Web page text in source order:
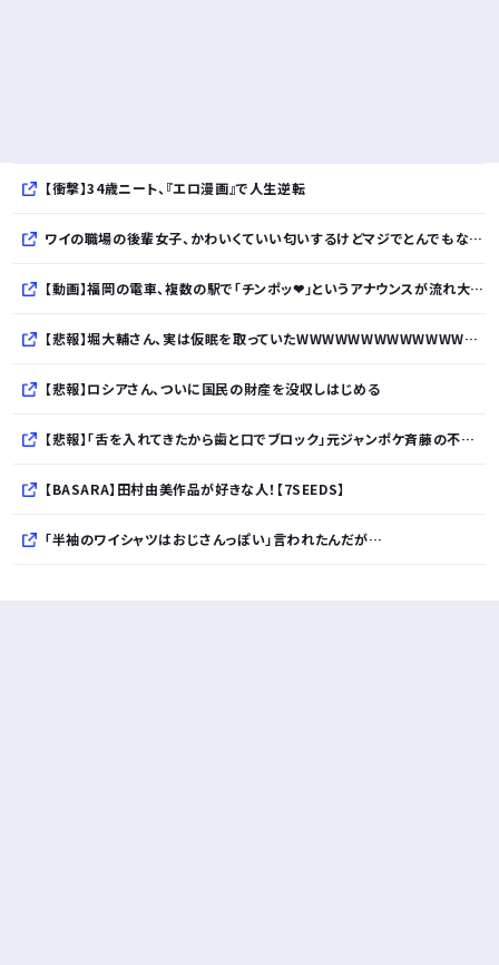
【衝撃】34歳ニート、『エロ漫画』で人生逆転
ワイの職場の後輩女子、かわいくていい匂いするけどマジでとんでもなく無能
【動画】福岡の電車、複数の駅で「チンポッ❤」というアナウンスが流れ大騒ぎwwwwwwwww
【悲報】堀大輔さん、実は仮眠を取っていたWWWWWWWWWWWWWWWWWWWWWWWWWWWWWWWWWWWWWWWWWW
【悲報】ロシアさん、ついに国民の財産を没収しはじめる
【悲報】「舌を入れてきたから歯と口でブロック」元ジャンポケ斉藤の不同意性交公判
【BASARA】田村由美作品が好きな人！【7SEEDS】
「半袖のワイシャツはおじさんっぽい」言われたんだが…